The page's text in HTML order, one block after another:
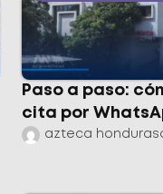
Paso a paso:
cita por
azteca honduras